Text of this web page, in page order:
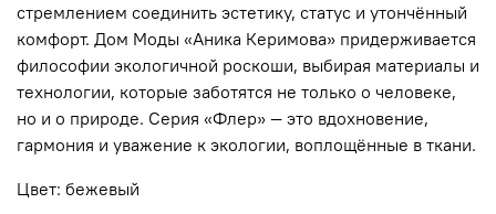
стремлением соединить эстетику, статус и утончённый
комфорт. Дом Моды «Аника Керимова» придерживается
философии экологичной роскоши, выбирая материалы и
технологии, которые заботятся не только о человеке,
но и о природе. Серия «Флер» — это вдохновение,
гармония и уважение к экологии, воплощённые в ткани.
Цвет: бежевый